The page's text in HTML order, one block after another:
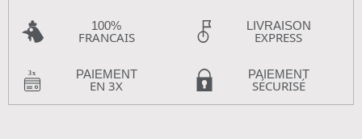
100%
FRANCAIS
LIVRAISON
EXPRESS
PAIEMENT
EN 3X
PAIEMENT
SÉCURISÉ